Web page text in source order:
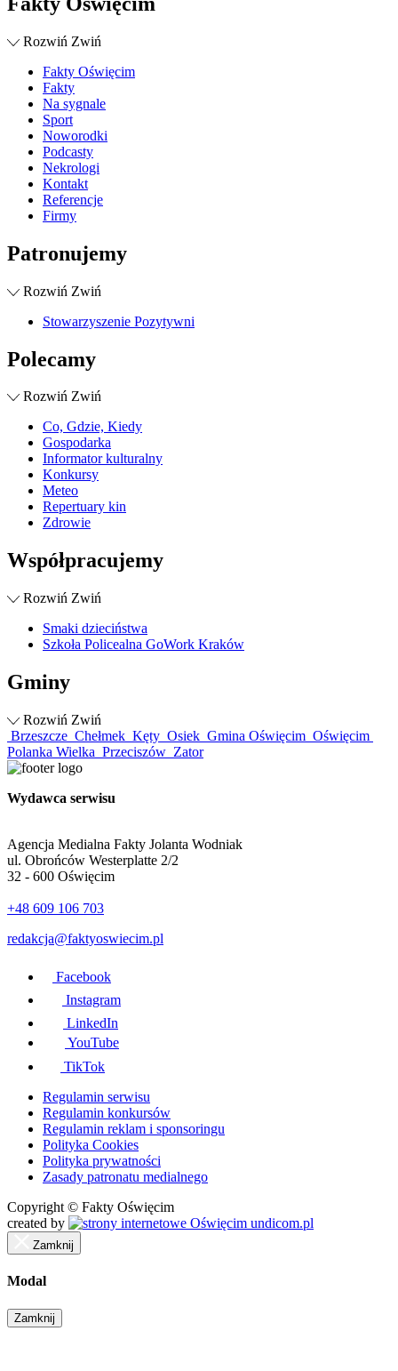
Rozwiń Zwiń
Fakty Oświęcim
Fakty
Na sygnale
Sport
Noworodki
Podcasty
Nekrologi
Kontakt
Referencje
Firmy
Patronujemy
Rozwiń Zwiń
Stowarzyszenie Pozytywni
Polecamy
Rozwiń Zwiń
Co, Gdzie, Kiedy
Gospodarka
Informator kulturalny
Konkursy
Meteo
Repertuary kin
Zdrowie
Współpracujemy
Rozwiń Zwiń
Smaki dzieciństwa
Szkoła Policealna GoWork Kraków
Gminy
Rozwiń Zwiń
Brzeszcze Chełmek Kęty Osiek Gmina Oświęcim Oświęcim
Polanka Wielka Przeciszów Zator
Wydawca serwisu
Agencja Medialna Fakty Jolanta Wodniak
ul. Obrońców Westerplatte 2/2
32 - 600 Oświęcim
+48 609 106 703
redakcja@faktyoswiecim.pl
Facebook
Instagram
LinkedIn
YouTube
TikTok
Regulamin serwisu
Regulamin konkursów
Regulamin reklam i sponsoringu
Polityka Cookies
Polityka prywatności
Zasady patronatu medialnego
Copyright © Fakty Oświęcim
created by
undicom.pl
Zamknij
Modal
Zamknij